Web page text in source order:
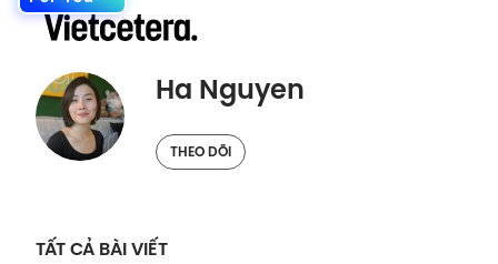
Ha Nguyen
THEO DÕI
TẤT CẢ BÀI VIẾT